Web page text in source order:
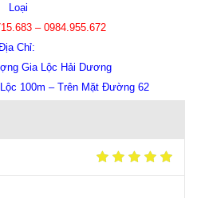
Loại
– 0984.955.672
Chỉ:
Gia Lộc Hải Dương
100m – Trên Mặt Đường 62